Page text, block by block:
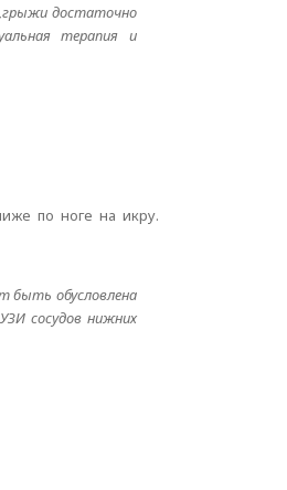
достаточно
терапия и
по ноге на икру.
быть обусловлена
сосудов нижних